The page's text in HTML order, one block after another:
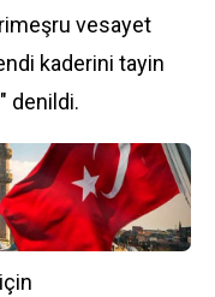
vesayet
kaderini tayin
denildi.